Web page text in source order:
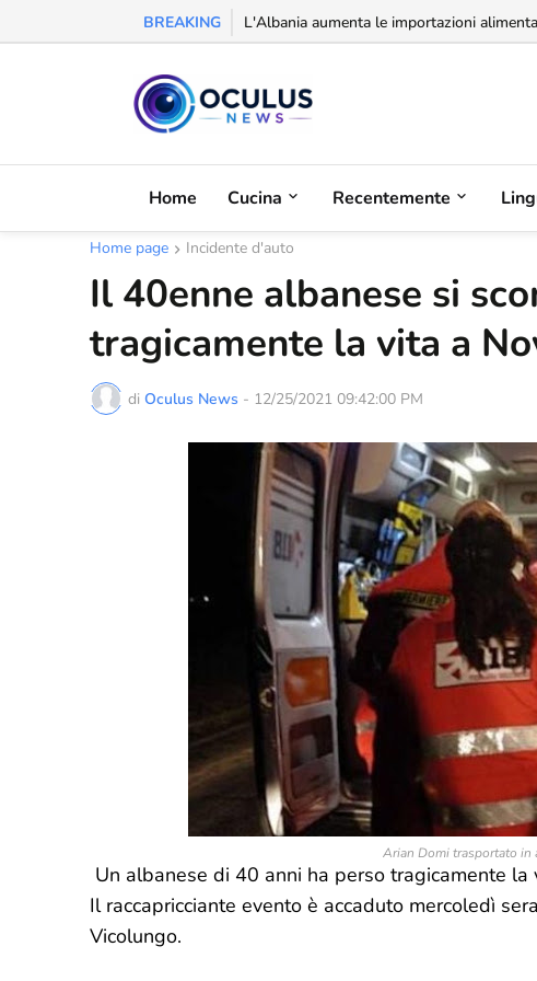
BREAKING Riconoscimento alla balcanica: la Serbia
Home Cucina Recentemente
Home page Incidente d'auto
Il 40enne albanese si
tragicamente la vita a
di Oculus News - 12/25/2021 09:42:00 PM
Arian Domi trasportato
Un albanese di 40 anni ha perso tragicamente
Il raccapricciante evento è accaduto mercoledì
Vicolungo.